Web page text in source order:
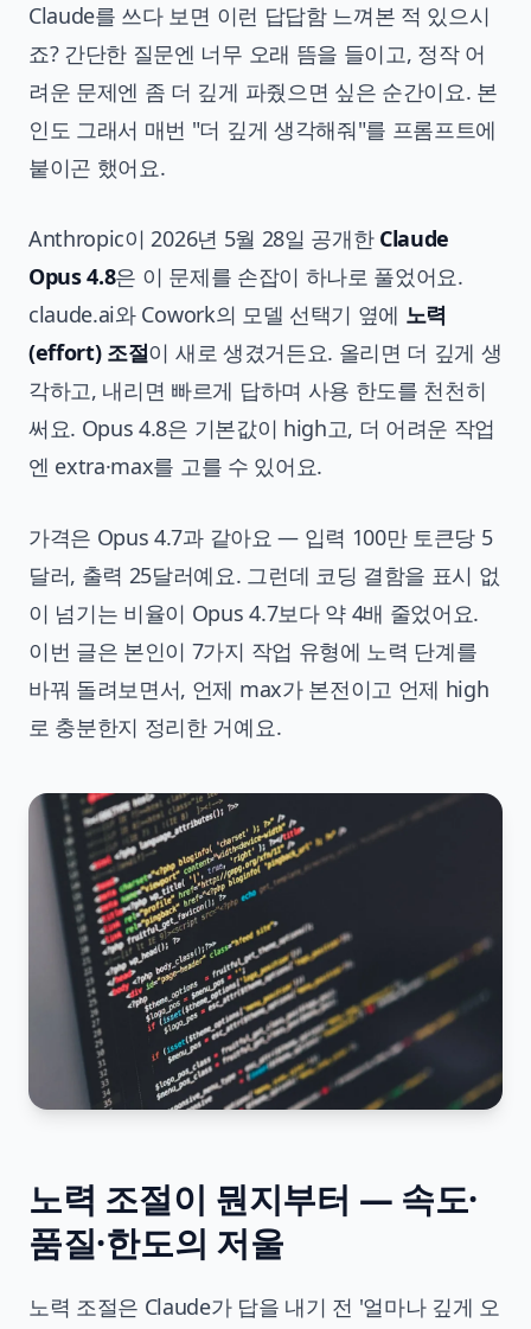
Claude를 쓰다 보면 이런 답답함 느껴본 적 있으시
죠? 간단한 질문엔 너무 오래 뜸을 들이고, 정작 어
려운 문제엔 좀 더 깊게 파줬으면 싶은 순간이요. 본
인도 그래서 매번 "더 깊게 생각해줘"를 프롬프트에
붙이곤 했어요.
Anthropic이 2026년 5월 28일 공개한 Claude
Opus 4.8은 이 문제를 손잡이 하나로 풀었어요.
claude.ai와 Cowork의 모델 선택기 옆에 노력
(effort) 조절이 새로 생겼거든요. 올리면 더 깊게 생
각하고, 내리면 빠르게 답하며 사용 한도를 천천히
써요. Opus 4.8은 기본값이 high고, 더 어려운 작업
엔 extra·max를 고를 수 있어요.
가격은 Opus 4.7과 같아요 — 입력 100만 토큰당 5
달러, 출력 25달러예요. 그런데 코딩 결함을 표시 없
이 넘기는 비율이 Opus 4.7보다 약 4배 줄었어요.
이번 글은 본인이 7가지 작업 유형에 노력 단계를
바꿔 돌려보면서, 언제 max가 본전이고 언제 high
로 충분한지 정리한 거예요.
노력 조절이 뭔지부터 — 속도·
품질·한도의 저울
노력 조절은 Claude가 답을 내기 전 '얼마나 깊게 오